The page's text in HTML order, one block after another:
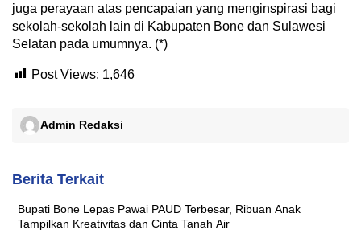
juga perayaan atas pencapaian yang menginspirasi bagi
sekolah-sekolah lain di Kabupaten Bone dan Sulawesi
Selatan pada umumnya. (*)
Post Views: 1,646
Admin Redaksi
Berita Terkait
Bupati Bone Lepas Pawai PAUD Terbesar, Ribuan Anak
Tampilkan Kreativitas dan Cinta Tanah Air